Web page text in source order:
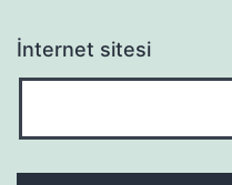
İnternet sitesi